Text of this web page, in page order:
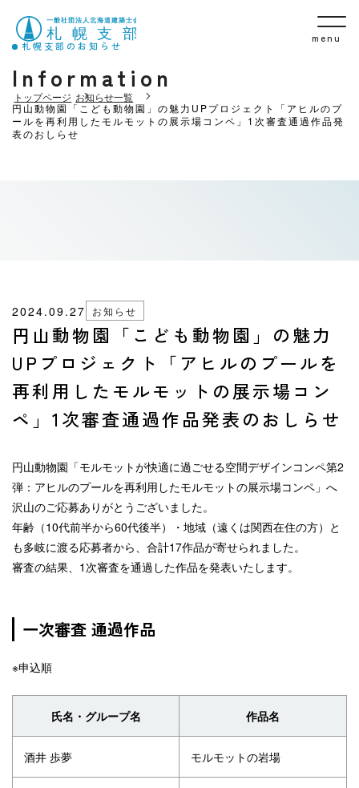
menu
札幌支部のお知らせ
Information
トップページ お知らせ一覧
円山動物園「こども動物園」の魅力UPプロジェクト「アヒルのプ
ールを再利用したモルモットの展示場コンペ」1次審査通過作品発
表のおしらせ
円山動物園「こども動物園」の魅力
UPプロジェクト「アヒルのプールを
再利用したモルモットの展示場コン
ペ」1次審査通過作品発表のおしらせ
2024.09.27 お知らせ
円山動物園「モルモットが快適に過ごせる空間デザインコンペ第2
弾：アヒルのプールを再利用したモルモットの展示場コンペ」へ
沢山のご応募ありがとうございました。
年齢（10代前半から60代後半）・地域（遠くは関西在住の方）と
も多岐に渡る応募者から、合計17作品が寄せられました。
審査の結果、1次審査を通過した作品を発表いたします。
一次審査 通過作品
※申込順
氏名・グループ名 作品名
酒井 歩夢 モルモットの岩場